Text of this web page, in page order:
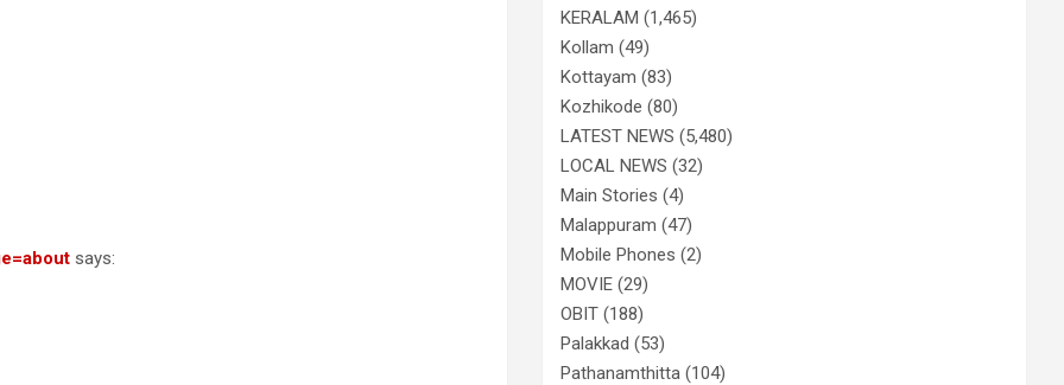
says:
KERALAM (1,465)
Kollam (49)
Kottayam (83)
Kozhikode (80)
LATEST NEWS (5,480)
LOCAL NEWS (32)
Main Stories (4)
Malappuram (47)
Mobile Phones (2)
MOVIE (29)
OBIT (188)
Palakkad (53)
Pathanamthitta (104)